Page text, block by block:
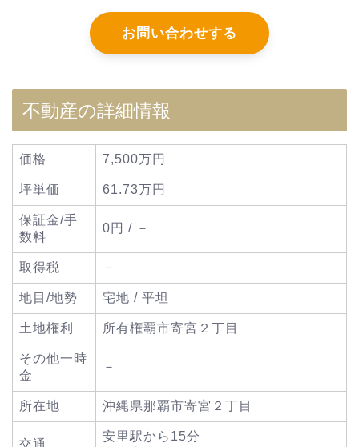
お問い合わせする
不動産の詳細情報
価格 7,500万円
坪単価 61.73万円
保証金/手
数料
0円 / －
取得税 －
地目/地勢 宅地 / 平坦
土地権利 所有権覇市寄宮２丁目
その他一時
金
－
所在地 沖縄県那覇市寄宮２丁目
交通
安里駅から15分